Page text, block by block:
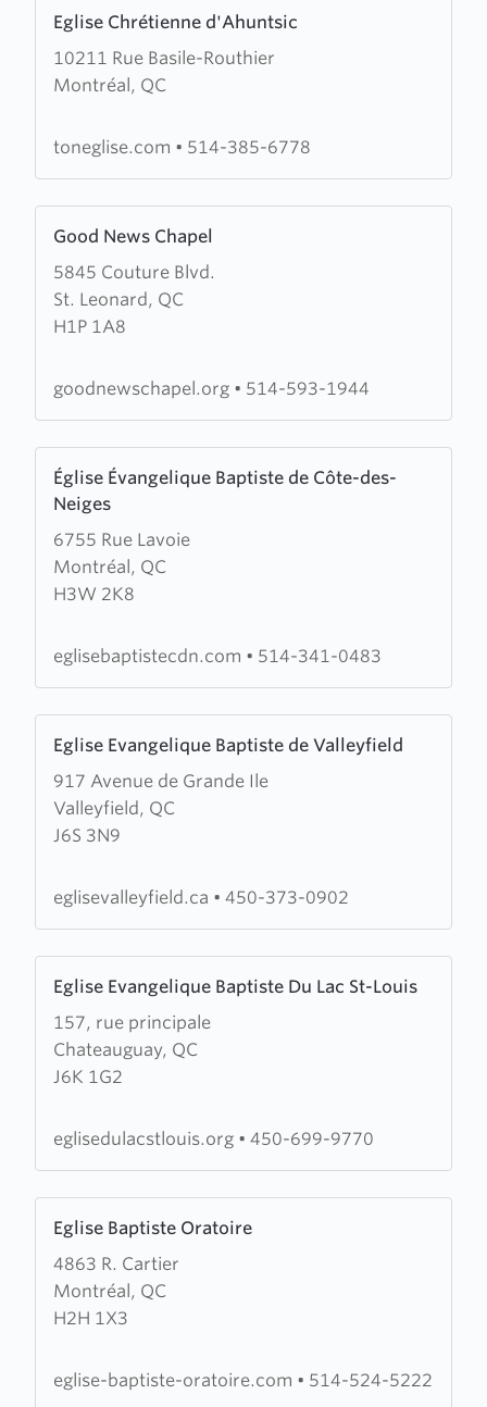
Eglise Chrétienne d'Ahuntsic
10211 Rue Basile-Routhier
Montréal, QC
more
about
Eglise
d'Ahuntsic
toneglise.com • 514-385-6778
Good News Chapel
5845 Couture Blvd.
St. Leonard, QC
H1P 1A8
more
about
Good
News
goodnewschapel.org • 514-593-1944
Église Évangelique Baptiste de Côte-des-
Neiges
6755 Rue Lavoie
Montréal, QC
H3W 2K8
more
about
Église
Évangelique
Baptiste
Côte-
eglisebaptistecdn.com • 514-341-0483
Eglise Evangelique Baptiste de Valleyfield
917 Avenue de Grande Ile
Valleyfield, QC
J6S 3N9
more
about
Eglise
Evangelique
deeglisevalleyfield.ca • 450-373-0902
Eglise Evangelique Baptiste Du Lac St-Louis
157, rue principale
Chateauguay, QC
J6K 1G2
more
about
Eglise
Evangelique
Dueglisedulacstlouis.org • 450-699-9770
Eglise Baptiste Oratoire
4863 R. Cartier
Montréal, QC
H2H 1X3
more
about
Eglise
Baptiste
eglise-baptiste-oratoire.com • 514-524-5222